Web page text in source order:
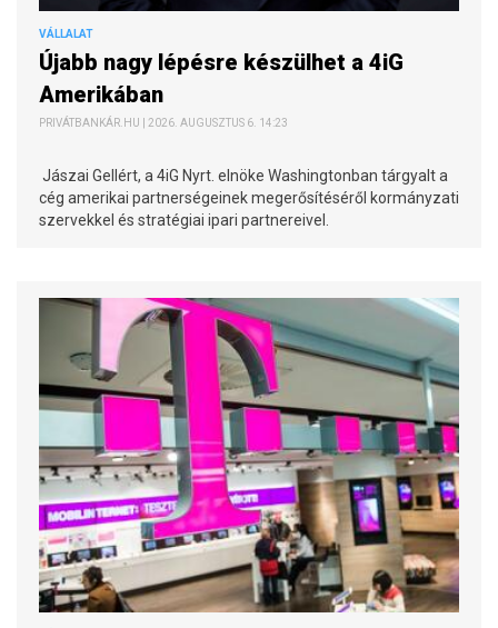
VÁLLALAT
Újabb nagy lépésre készülhet a 4iG
Amerikában
PRIVÁTBANKÁR.HU | 2026. AUGUSZTUS 6. 14:23
Jászai Gellért, a 4iG Nyrt. elnöke Washingtonban tárgyalt a
cég amerikai partnerségeinek megerősítéséről kormányzati
szervekkel és stratégiai ipari partnereivel.